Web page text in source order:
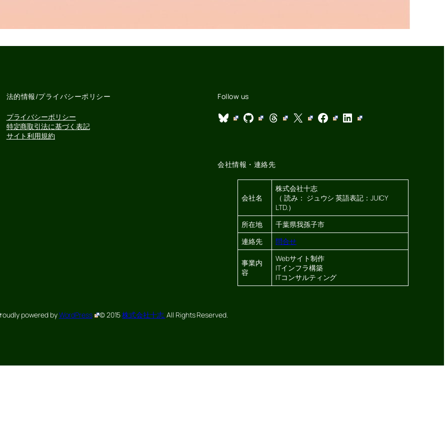
法的情報/プライバシーポリシー
プライバシーポリシー
特定商取引法に基づく表記
サイト利用規約
Follow us
Bluesky GitHub Threads X Facebook LinkedIn
会社情報・連絡先
会社名
株式会社十志
（ 読み： ジュウシ 英語表記：JUICY
LTD.）
所在地
千葉県我孫子市
連絡先
問合せ
事業内
容
Webサイト制作
ITインフラ構築
ITコンサルティング
powered byWordPress © 2015株式会社十志.All Rights Reserved.